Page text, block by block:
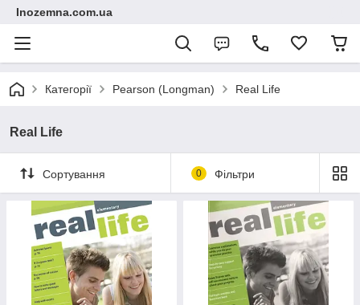
Inozemna.com.ua
Категорії Pearson (Longman) Real Life
Real Life
Сортування 0 Фільтри